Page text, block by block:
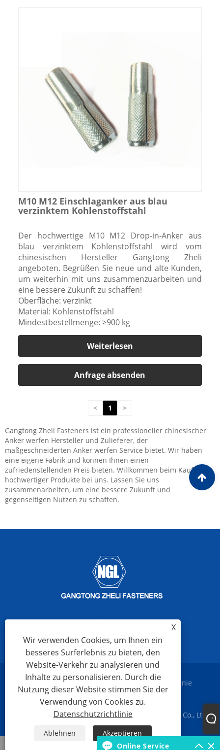
M10 M12 Einschlaganker aus blau
verzinktem Kohlenstoffstahl
Der hochwertige M10 M12 Drop-in-Anker aus
blau verzinktem Kohlenstoffstahl wird vom
chinesischen Hersteller Gangtong Zheli
angeboten. Begrüßen Sie neue und alte Kunden,
um weiterhin mit uns zusammenzuarbeiten und
eine bessere Zukunft zu schaffen!
Oberfläche: verzinkt
Material: Kohlenstoffstahl
Mindestbestellmenge: ≥900 kg
Weiterlesen
Anfrage absenden
< 1 >
Gangtong Zheli Fasteners ist ein professioneller chinesischer
Anker werfen Hersteller und Zulieferer, der
maßgeschneiderten Anker werfen Service bietet. Wir haben
eine eigene Fabrik und können Ihnen einen
zufriedenstellenden Preis bieten. Willkommen beim Kauf
hochwertiger Produkte bei uns. Lassen Sie uns
zusammenarbeiten, um eine bessere Zukunft und
gegenseitigen Nutzen zu schaffen.
X
Wir verwenden Cookies, um Ihnen ein
besseres Surferlebnis zu bieten, den
Website-Verkehr zu analysieren und
Inhalte zu personalisieren. Durch die
Nutzung dieser Website stimmen Sie der
Verwendung von Cookies zu.
Datenschutzrichtlinie
Ablehnen
Akzeptieren
Email
Links Sitemap RSS XML Datenschutzrichtlinie
Copyright © 2023 Ningbo Gangtong Zheli Fasteners Co., Ltd.
Alle Rechte vorbehalten
Online Service